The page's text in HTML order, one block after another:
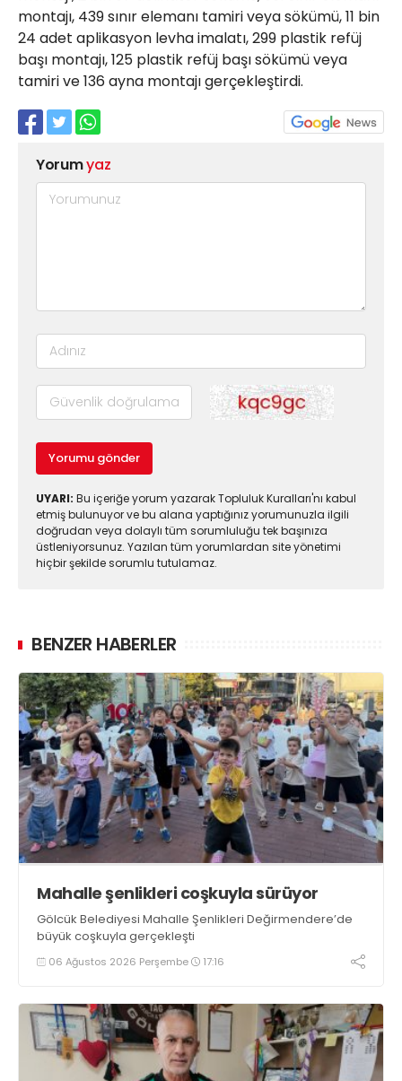
montajı, 439 sınır elemanı tamiri veya sökümü, 11 bin
24 adet aplikasyon levha imalatı, 299 plastik refüj
başı montajı, 125 plastik refüj başı sökümü veya
tamiri ve 136 ayna montajı gerçekleştirdi.
Yorumyaz
Yorumu gönder
UYARI: Bu içeriğe yorum yazarak Topluluk Kuralları'nı kabul
etmiş bulunuyor ve bu alana yaptığınız yorumunuzla ilgili
doğrudan veya dolaylı tüm sorumluluğu tek başınıza
üstleniyorsunuz. Yazılan tüm yorumlardan site yönetimi
hiçbir şekilde sorumlu tutulamaz.
BENZER HABERLER
Mahalle şenlikleri coşkuyla sürüyor
Gölcük Belediyesi Mahalle Şenlikleri Değirmendere’de
büyük coşkuyla gerçekleşti
06 Ağustos 2026 Perşembe 17:16